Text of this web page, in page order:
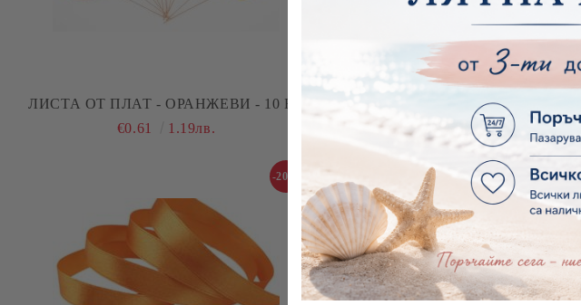
ЛИСТА ОТ ПЛАТ - ОРАНЖЕВИ - 10 БР.
€0.61
1.19лв.
ЛИСТА ОТ ПЛАТ - ЗЕЛЕНО - 15 БР.
€1.28
2.50лв.
-20%